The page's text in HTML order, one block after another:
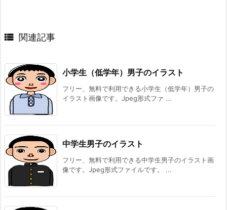
 関連記事
小学生（低学年）男子のイラスト
フリー、無料で利用できる小学生（低学年）男子の
イラスト画像です。Jpeg形式ファ ...
中学生男子のイラスト
フリー、無料で利用できる中学生男子のイラスト画
像です。Jpeg形式ファイルです。 ...